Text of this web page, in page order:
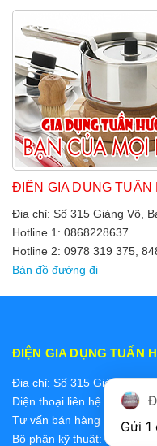
ĐIỆN GIA DỤNG TUẤN
Địa chỉ: Số 315 Giảng Võ,
Hotline 1: 0868228637
Hotline 2: 0978 319 375,
Bản đồ đường đi
ĐIỆN GIA DỤNG TUẤN
Địa chỉ: Số 315 Giảng Võ,
Điện thoại liên hệ các bộ
Tư vấn bán hàng 2:
Bộ phận kỹ thuật: 0978 319
Gửi 1